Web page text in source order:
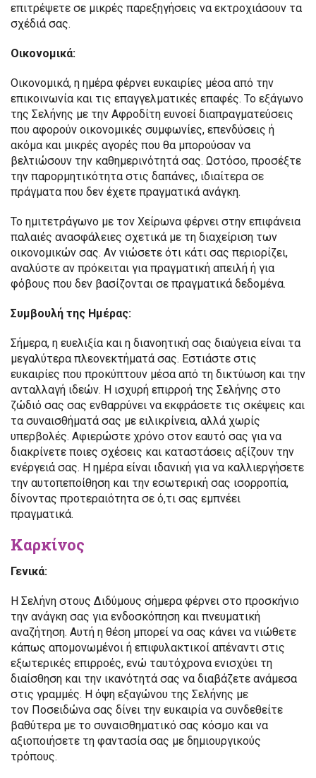
επιτρέψετε σε μικρές παρεξηγήσεις να εκτροχιάσουν τα
σχέδιά σας.
Οικονομικά:
Οικονομικά, η ημέρα φέρνει ευκαιρίες μέσα από την
επικοινωνία και τις επαγγελματικές επαφές. Το εξάγωνο
της Σελήνης με την Αφροδίτη ευνοεί διαπραγματεύσεις
που αφορούν οικονομικές συμφωνίες, επενδύσεις ή
ακόμα και μικρές αγορές που θα μπορούσαν να
βελτιώσουν την καθημερινότητά σας. Ωστόσο, προσέξτε
την παρορμητικότητα στις δαπάνες, ιδιαίτερα σε
πράγματα που δεν έχετε πραγματικά ανάγκη.
Το ημιτετράγωνο με τον Χείρωνα φέρνει στην επιφάνεια
παλαιές ανασφάλειες σχετικά με τη διαχείριση των
οικονομικών σας. Αν νιώσετε ότι κάτι σας περιορίζει,
αναλύστε αν πρόκειται για πραγματική απειλή ή για
φόβους που δεν βασίζονται σε πραγματικά δεδομένα.
Συμβουλή της Ημέρας:
Σήμερα, η ευελιξία και η διανοητική σας διαύγεια είναι τα
μεγαλύτερα πλεονεκτήματά σας. Εστιάστε στις
ευκαιρίες που προκύπτουν μέσα από τη δικτύωση και την
ανταλλαγή ιδεών. Η ισχυρή επιρροή της Σελήνης στο
ζώδιό σας σας ενθαρρύνει να εκφράσετε τις σκέψεις και
τα συναισθήματά σας με ειλικρίνεια, αλλά χωρίς
υπερβολές. Αφιερώστε χρόνο στον εαυτό σας για να
διακρίνετε ποιες σχέσεις και καταστάσεις αξίζουν την
ενέργειά σας. Η ημέρα είναι ιδανική για να καλλιεργήσετε
την αυτοπεποίθηση και την εσωτερική σας ισορροπία,
δίνοντας προτεραιότητα σε ό,τι σας εμπνέει
πραγματικά.
Καρκίνος
Γενικά:
Η Σελήνη στους Διδύμους σήμερα φέρνει στο προσκήνιο
την ανάγκη σας για ενδοσκόπηση και πνευματική
αναζήτηση. Αυτή η θέση μπορεί να σας κάνει να νιώθετε
κάπως απομονωμένοι ή επιφυλακτικοί απέναντι στις
εξωτερικές επιρροές, ενώ ταυτόχρονα ενισχύει τη
διαίσθηση και την ικανότητά σας να διαβάζετε ανάμεσα
στις γραμμές. Η όψη εξαγώνου της Σελήνης με
τον Ποσειδώνα σας δίνει την ευκαιρία να συνδεθείτε
βαθύτερα με το συναισθηματικό σας κόσμο και να
αξιοποιήσετε τη φαντασία σας με δημιουργικούς
τρόπους.